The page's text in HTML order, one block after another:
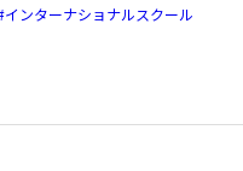
インターナショナルスクール